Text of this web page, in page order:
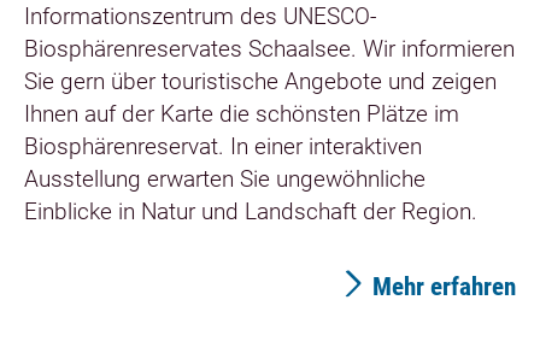
Informationszentrum des UNESCO-
Biosphärenreservates Schaalsee. Wir informieren
Sie gern über touristische Angebote und zeigen
Ihnen auf der Karte die schönsten Plätze im
Biosphärenreservat. In einer interaktiven
Ausstellung erwarten Sie ungewöhnliche
Einblicke in Natur und Landschaft der Region.
Mehr erfahren